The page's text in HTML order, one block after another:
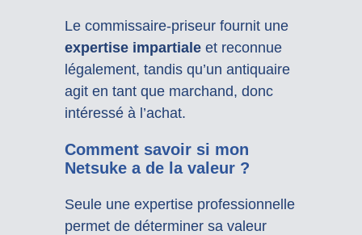
Le commissaire-priseur fournit une
expertise impartialeet reconnue
légalement, tandis qu’un antiquaire
agit en tant que marchand, donc
intéressé à l’achat.
Comment savoir si mon
Netsuke a de la valeur ?
Seule une expertise professionnelle
permet de déterminer sa valeur